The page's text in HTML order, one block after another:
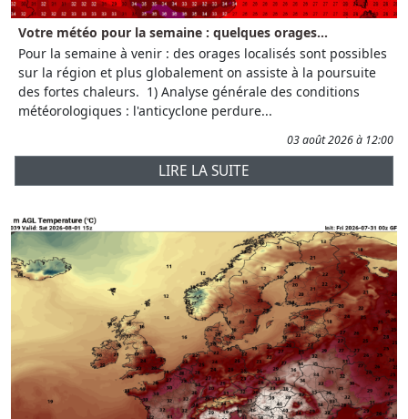
Votre météo pour la semaine : quelques orages...
Pour la semaine à venir : des orages localisés sont possibles
sur la région et plus globalement on assiste à la poursuite
des fortes chaleurs. 1) Analyse générale des conditions
météorologiques : l'anticyclone perdure...
03 août 2026 à 12:00
LIRE LA SUITE